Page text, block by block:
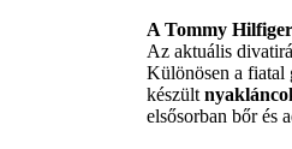
A Tommy
Az aktuális
Különösen a fiatal
készült
elsősorban bőr és